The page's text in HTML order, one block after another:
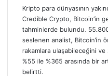
Kripto para dünyasının
Credible Crypto, Bitcoin’in
tahminlerde bulundu.
seslenen analist, Bitcoin’in
rakamlara ulaşabileceğini
%55 ile %365 arasında bir
belirtti.